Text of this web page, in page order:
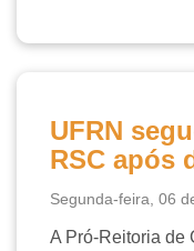
UFRN
RSC após
Segunda-feira, 06
A Pró-Reitoria de